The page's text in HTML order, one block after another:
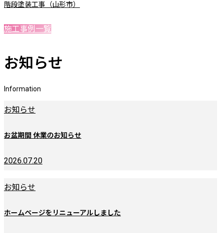
階段塗装工事（山形市）
施工事例一覧
お知らせ
Information
お知らせ
お盆期間 休業のお知らせ
2026.07.20
お知らせ
ホームページをリニューアルしました